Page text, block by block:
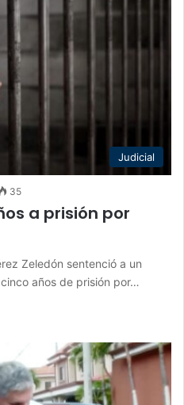
Judicial
35
a prisión por
Zeledón sentenció a un
años de prisión por…